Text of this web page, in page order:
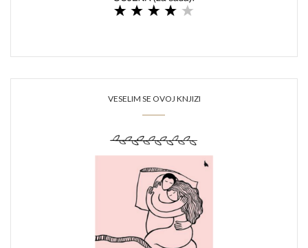
VESELIM SE OVOJ KNJIZI